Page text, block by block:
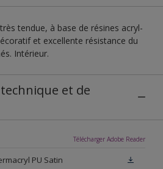
tendue, à base de résines acryl-
et excellente résistance du
Intérieur.
et de
Télécharger Adobe Reader
PU Satin